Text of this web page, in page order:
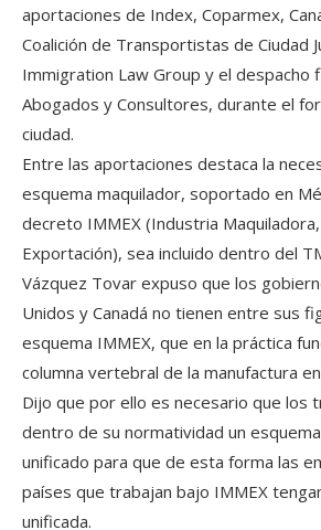
aportaciones de Index, Coparmex,
Coalición de Transportistas de Ciudad
Immigration Law Group y el despacho
Abogados y Consultores, durante el
ciudad.
Entre las aportaciones destaca la
esquema maquilador, soportado en
decreto IMMEX (Industria
Exportación), sea incluido dentro del
Vázquez Tovar expuso que los
Unidos y Canadá no tienen entre sus
esquema IMMEX, que en la práctica
columna vertebral de la manufactura
Dijo que por ello es necesario que los
dentro de su normatividad un
unificado para que de esta forma las
países que trabajan bajo IMMEX
unificada.